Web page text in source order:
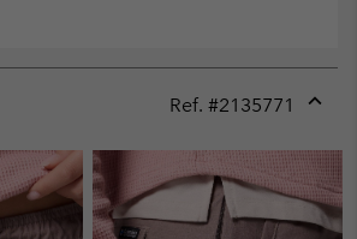
Ref. #2135771
or